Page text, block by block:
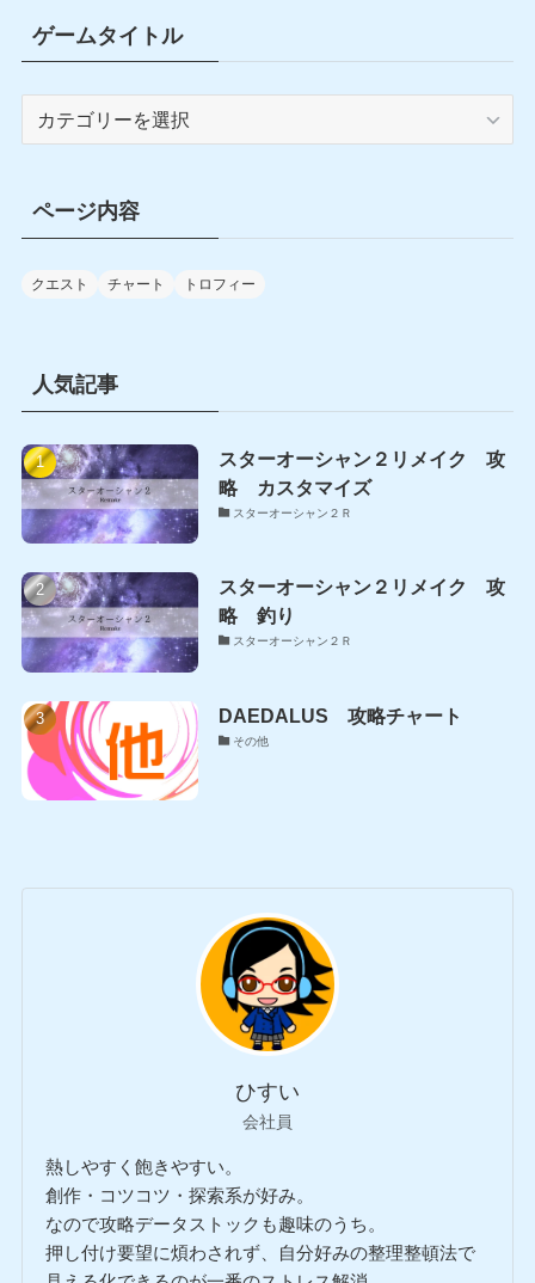
ゲームタイトル
ル
ページ内容
クエスト チャート トロフィー
人気記事
スターオーシャン２リメイク 攻
略 カスタマイズ
スターオーシャン２Ｒ
スターオーシャン２リメイク 攻
略 釣り
スターオーシャン２Ｒ
DAEDALUS 攻略チャート
その他
ひすい
会社員
熱しやすく飽きやすい。
創作・コツコツ・探索系が好み。
なので攻略データストックも趣味のうち。
押し付け要望に煩わされず、自分好みの整理整頓法で